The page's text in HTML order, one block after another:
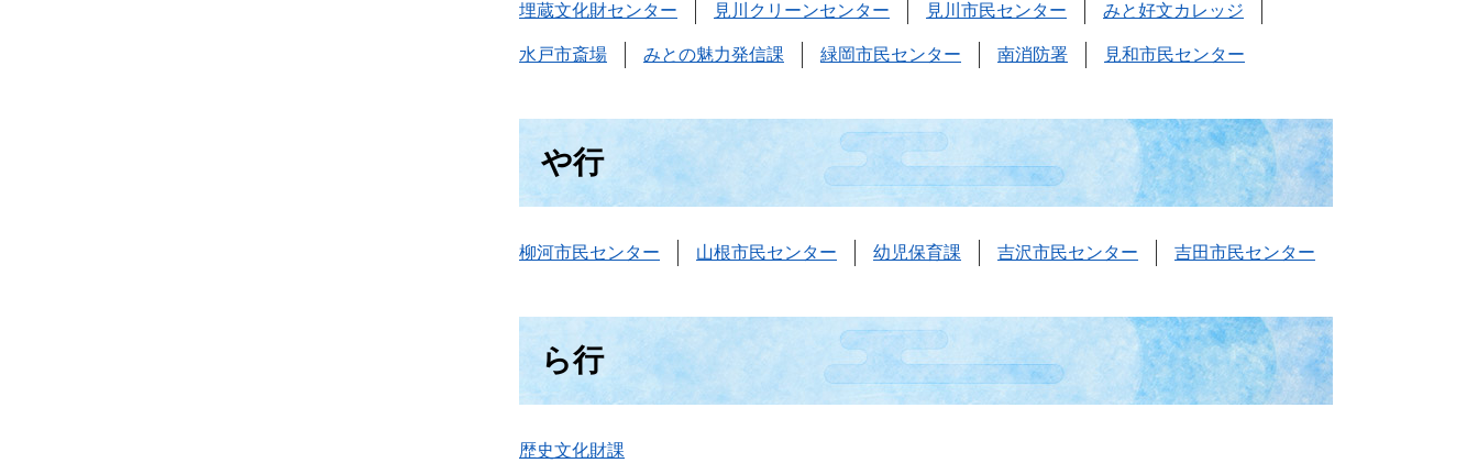
埋蔵文化財センター 見川クリーンセンター 見川市民センター みと好文カレッジ
水戸市斎場 みとの魅力発信課 緑岡市民センター 南消防署 見和市民センター
や行
柳河市民センター 山根市民センター 幼児保育課 吉沢市民センター 吉田市民センター
ら行
歴史文化財課